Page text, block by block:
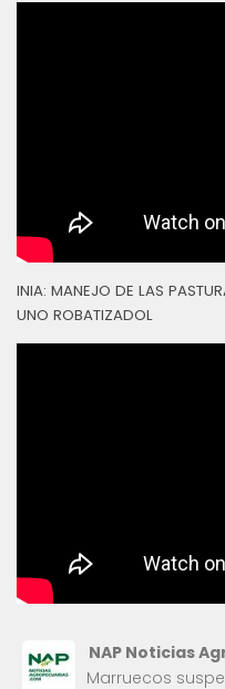
INIA: MANEJO DE LAS
UNO ROBATIZADOL
NAP Noticias
Marruecos